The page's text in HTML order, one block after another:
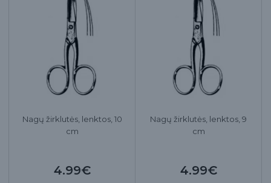
Nagų žirklutės, lenktos, 10
cm
4.99€
Nagų žirklutės, lenktos, 9
cm
4.99€